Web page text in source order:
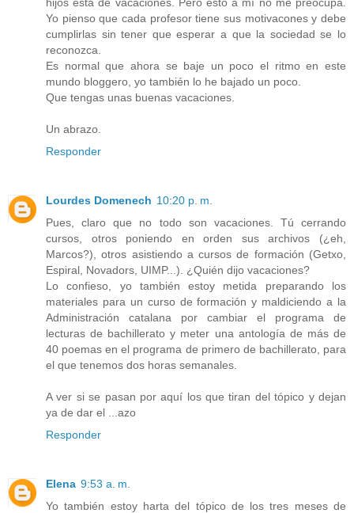
Yo pienso que cada profesor tiene sus motivacones y debe
cumplirlas sin tener que esperar a que la sociedad se lo
reconozca.
Es normal que ahora se baje un poco el ritmo en este
mundo bloggero, yo también lo he bajado un poco.
Que tengas unas buenas vacaciones.
Un abrazo.
Responder
Lourdes Domenech 10:20 p. m.
Pues, claro que no todo son vacaciones. Tú cerrando
cursos, otros poniendo en orden sus archivos (¿eh,
Marcos?), otros asistiendo a cursos de formación (Getxo,
Espiral, Novadors, UIMP...). ¿Quién dijo vacaciones?
Lo confieso, yo también estoy metida preparando los
materiales para un curso de formación y maldiciendo a la
Administración catalana por cambiar el programa de
lecturas de bachillerato y meter una antología de más de
40 poemas en el programa de primero de bachillerato, para
el que tenemos dos horas semanales.
A ver si se pasan por aquí los que tiran del tópico y dejan
ya de dar el ...azo
Responder
Elena 9:53 a. m.
Yo también estoy harta del tópico de los tres meses de